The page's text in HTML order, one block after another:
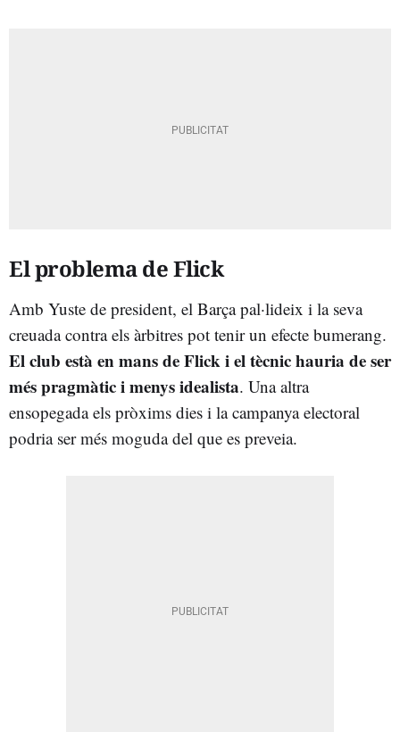
El problema de Flick
Amb Yuste de president, el Barça pal·lideix i la seva
creuada contra els àrbitres pot tenir un efecte bumerang.
El club està en mans de Flick i el tècnic hauria de ser
més pragmàtic i menys idealista. Una altra
ensopegada els pròxims dies i la campanya electoral
podria ser més moguda del que es preveia.